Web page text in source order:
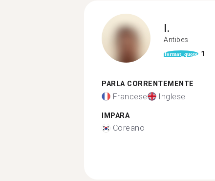
I.
Antibes
format_quote 1
PARLA CORRENTEMENTE
Francese Inglese
IMPARA
Coreano